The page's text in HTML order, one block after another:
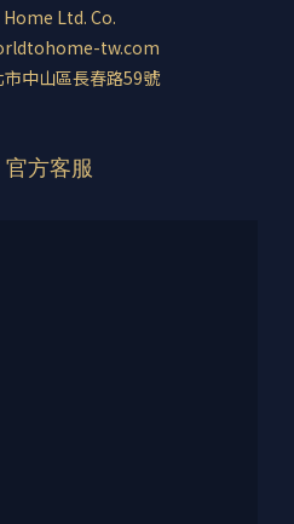
Ltd. Co.
tw.com
中山區長春路59號
方客服